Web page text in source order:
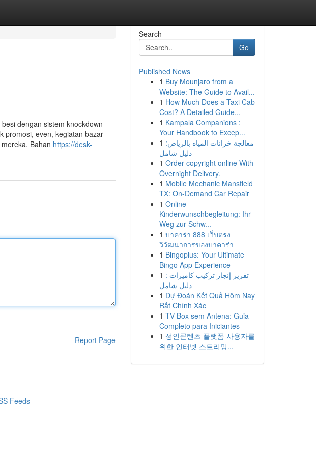
dengan sistem knockdown
promosi, even, kegiatan bazar
Bahan https://desk-
Report Page
Search
Go
Published News
1 Buy Mounjaro from a
Website: The Guide to Avail...
1 How Much Does a Taxi Cab
Cost? A Detailed Guide...
1 Kampala Companions :
Your Handbook to Excep...
1 معالجة خزانات المياه بالرياض:
دليل شامل
1 Order copyright online With
Overnight Delivery.
1 Mobile Mechanic Mansfield
TX: On-Demand Car Repair
1 Online-
Kinderwunschbegleitung: Ihr
Weg zur Schw...
1 บาคาร่า 888 เว็บตรง
วิวัฒนาการของบาคาร่า
1 Bingoplus: Your Ultimate
Bingo App Experience
1 تقرير إنجاز تركيب كاميرات :
دليل شامل
1 Dự Đoán Kết Quả Hôm Nay
Rất Chính Xác
1 TV Box sem Antena: Guia
Completo para Iniciantes
1 성인콘텐츠 플랫폼 사용자를
위한 인터넷 스트리밍...
Feeds